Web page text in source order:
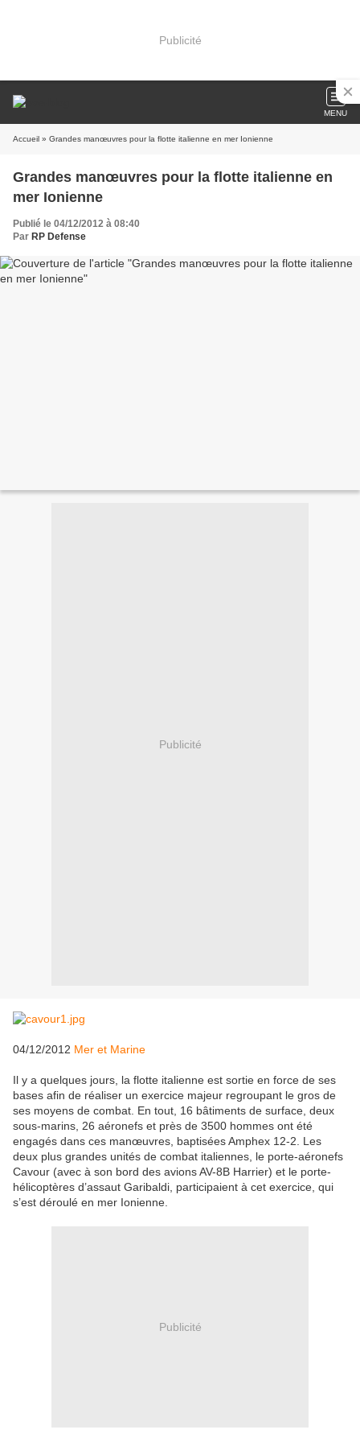
Publicité
MENU
Accueil » Grandes manœuvres pour la flotte italienne en mer Ionienne
Grandes manœuvres pour la flotte italienne en
mer Ionienne
Publié le 04/12/2012 à 08:40
Par RP Defense
Publicité
04/12/2012 Mer et Marine
Il y a quelques jours, la flotte italienne est sortie en force de ses
bases afin de réaliser un exercice majeur regroupant le gros de
ses moyens de combat. En tout, 16 bâtiments de surface, deux
sous-marins, 26 aéronefs et près de 3500 hommes ont été
engagés dans ces manœuvres, baptisées Amphex 12-2. Les
deux plus grandes unités de combat italiennes, le porte-aéronefs
Cavour (avec à son bord des avions AV-8B Harrier) et le porte-
hélicoptères d’assaut Garibaldi, participaient à cet exercice, qui
s’est déroulé en mer Ionienne.
Publicité